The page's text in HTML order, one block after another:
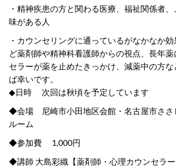
・精神疾患の方と関わる医療、福祉関係者
味がある人
・カウンセリングに通っているがなかなか
ど薬剤師や精神科看護師からの視点、長年
セラーが薬を止めたきっかけ、減薬中の方
ば幸いです。
◆日時 次回は秋頃を予定しています
◆会場 尼崎市小田地区会館・名古屋市ささ
ルーム
◆参加費 1,000円
◆講師 大島彩織【薬剤師・心理カウンセラ